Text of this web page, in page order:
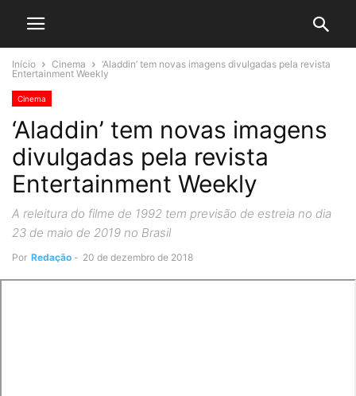
Início Cinema
‘Aladdin’ tem novas imagens divulgadas pela revista
Entertainment Weekly
Cinema
‘Aladdin’ tem novas imagens
divulgadas pela revista
Entertainment Weekly
A releitura do filme de 1992 tem previsão de estreia no dia
23 de maio de 2019 no Brasil
Por Redação - 20 de dezembro de 2018